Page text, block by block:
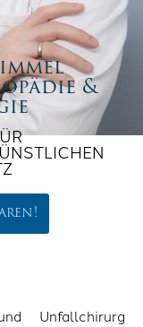
&
Unfallchirurg